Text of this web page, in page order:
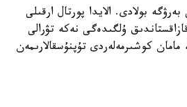
بولادى. الايدا پورتال ارقىلى
ۇلگىدەگى نەكە تۋرالى
كوشىرمەلەردى تۇپنۇسقالارىمەن